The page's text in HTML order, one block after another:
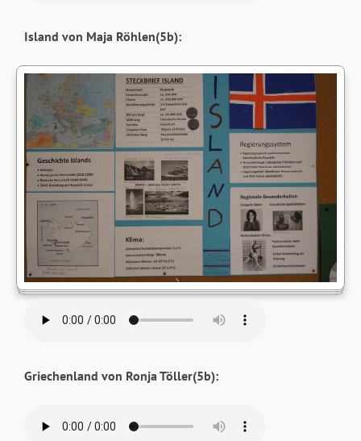
Island von Maja Röhlen(5b):
Griechenland von Ronja Töller(5b):